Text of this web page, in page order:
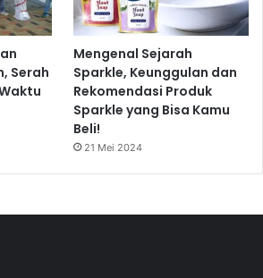
Serah
Mengenal Sejarah
Sparkle, Keunggulan dan
Rekomendasi Produk
Sparkle yang Bisa Kamu
Beli!
21 Mei 2024